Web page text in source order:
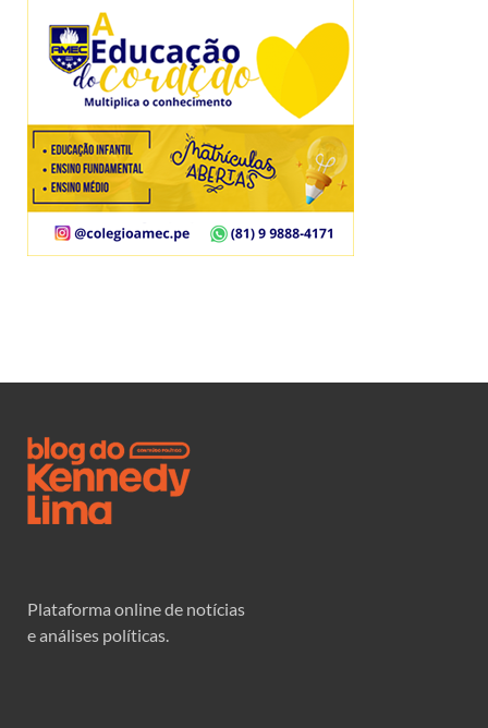
Plataforma online de notícias
e análises políticas.